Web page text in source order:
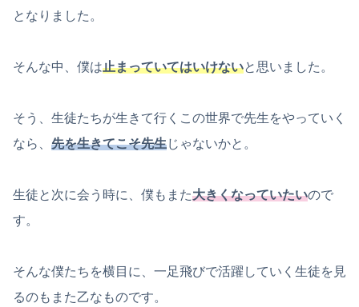
となりました。
そんな中、僕は止まっていてはいけないと思いました。
そう、生徒たちが生きて行くこの世界で先生をやっていく
なら、 先を生きてこそ先生じゃないかと。
生徒と次に会う時に、僕もまた大きくなっていたいので
す。
そんな僕たちを横目に、一足飛びで活躍していく生徒を見
るのもまた乙なものです。